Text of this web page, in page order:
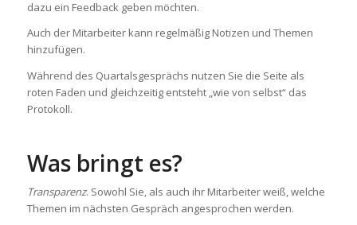
dazu ein Feedback geben möchten.
Auch der Mitarbeiter kann regelmäßig Notizen und Themen
hinzufügen.
Während des Quartalsgesprächs nutzen Sie die Seite als
roten Faden und gleichzeitig entsteht „wie von selbst“ das
Protokoll.
Was bringt es?
Transparenz. Sowohl Sie, als auch ihr Mitarbeiter weiß, welche
Themen im nächsten Gespräch angesprochen werden.